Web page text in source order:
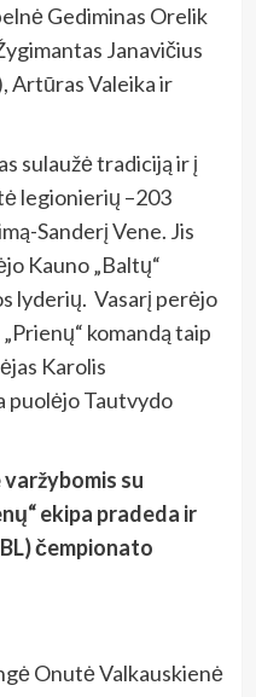
Gediminas Orelik
Janavičius
Artūras Valeika ir
sulaužė tradiciją ir į
legionierių –203
Sanderį Vene. Jis
Kauno „Baltų“
lyderių. Vasarį perėjo
komandą taip
Karolis
puolėjo Tautvydo
varžybomis su
ekipa pradeda ir
čempionato
Onutė Valkauskienė